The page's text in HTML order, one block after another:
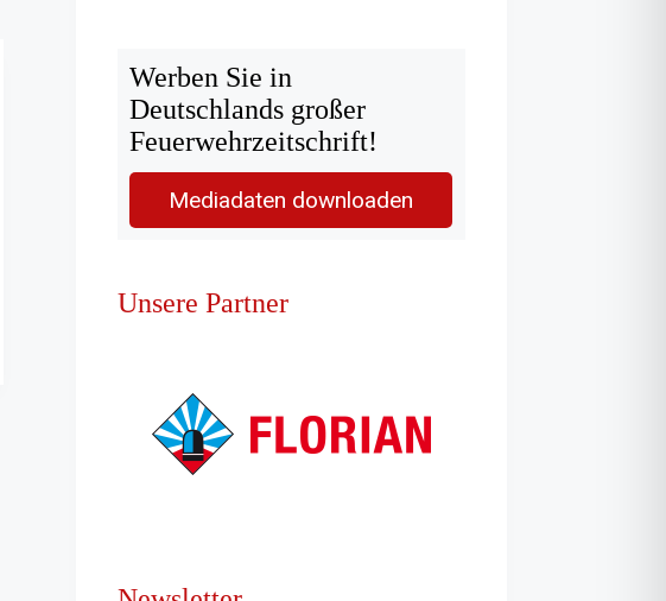
Werben Sie in
Deutschlands großer
Feuerwehrzeitschrift!
Mediadaten downloaden
Unsere Partner